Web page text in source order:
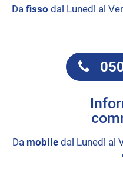
Da fisso dal Lunedì al
050
Da mobile dal Lunedì al